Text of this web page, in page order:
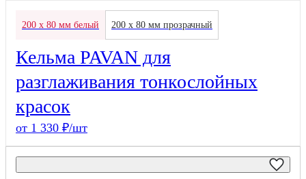
200 х 80 мм белый 200 х 80 мм прозрачный
Кельма PAVAN для
разглаживания тонкослойных
красок
от 1 330 ₽/шт